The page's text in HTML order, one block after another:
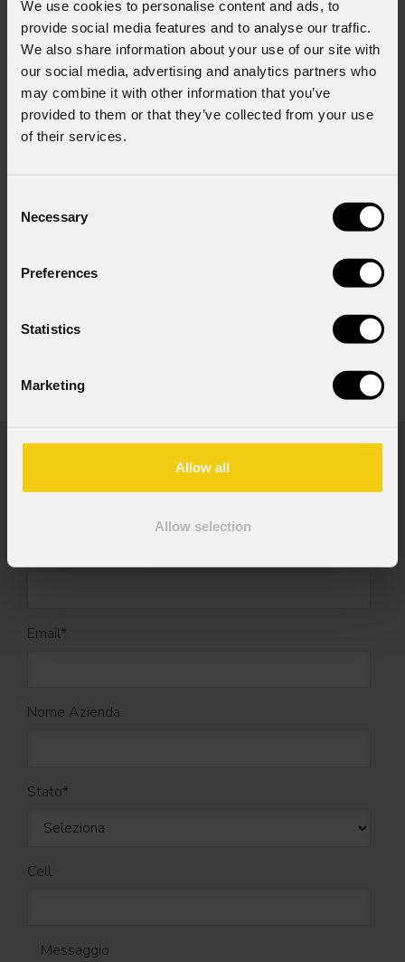
We use cookies to personalise content and ads, to
provide social media features and to analyse our traffic.
We also share information about your use of our site with
our social media, advertising and analytics partners who
may combine it with other information that you’ve
provided to them or that they’ve collected from your use
of their services.
Selection
Necessary
Preferences
Statistics
Marketing
Allow all
Allow selection
User manual
File name
(16/05/2024)
Lraurora_Wireless_Protocol_Compatibilit_EN.pdf
Richiesta Informazioni
Email*
Nome Azienda
Stato*
Cell.
Messaggio